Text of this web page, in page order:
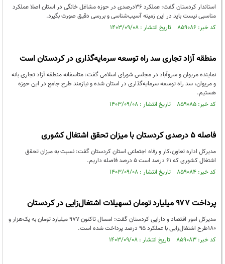
استاندار کردستان گفت: عملکرد 36درصدی در حوزه مشاغل خانگی در استان اصلا عملکرد
مناسبی نیست باید در این زمینه آسیب‌شناسی و بررسی دقیق صورت بگیرد.
کد خبر: ۸۵۹۰۸۶ تاریخ انتشار : ۱۴۰۳/۰۹/۰۸
منطقه آزاد تجاری سد راه توسعه سرمایه‌گذاری در کردستان است
نماینده مریوان و سروآباد در مجلس شورای اسلامی گفت: متاسفانه منطقه آزاد تجاری بانه
و مریوان، سد راه توسعه سرمایه‌گذاری در استان شده و نیازمند طرح جامع در این حوزه
هستیم.
کد خبر: ۸۵۹۰۸۵ تاریخ انتشار : ۱۴۰۳/۰۹/۰۸
فاصله 5 درصدی کردستان با میزان تحقق اشتغال کشوری
مدیرکل اداره تعاون،کار و رفاه اجتماعی استان کردستان گفت: نسبت به میزان تحقق
اشتغال کشوری که ٦۱ درصد است ٥ درصد فاصلە داریم.
کد خبر: ۸۵۹۰۸۴ تاریخ انتشار : ۱۴۰۳/۰۹/۰۸
پرداخت ۹۷۷ میلیارد تومان تسهیلات اشتغال‌زایی در کردستان
مدیرکل امور اقتصاد و دارایی کردستان گفت: امسال تاکنون ۹۷۷ میلیارد تومان به یک‌هزار و
180طرح اشتغال‌زایی با عملکرد 95 درصد پرداخت شده است.
کد خبر: ۸۵۹۰۸۳ تاریخ انتشار : ۱۴۰۳/۰۹/۰۸